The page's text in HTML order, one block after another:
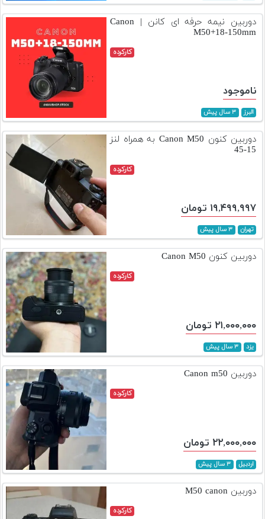
دوربین نیمه حرفه ای کانن | Canon
M50+18-150mm
کارکرده
ناموجود
البرز ۳ سال پیش
دوربین کنون Canon M50 به همراه لنز
15-45
کارکرده
۱۹,۴۹۹,۹۹۷ تومان
تهران ۳ سال پیش
دوربین کنون Canon M50
کارکرده
۲۱,۰۰۰,۰۰۰ تومان
یزد ۳ سال پیش
دوربین Canon m50
کارکرده
۲۲,۰۰۰,۰۰۰ تومان
اردبیل ۳ سال پیش
دوربین M50 canon
کارکرده